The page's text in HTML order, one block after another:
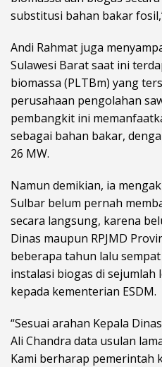
substitusi bahan bakar
Andi Rahmat juga
Sulawesi Barat saat ini
biomassa (PLTBm) yang
perusahaan pengolahan
pembangkit ini
sebagai bahan bakar,
26 MW.
Namun demikian, ia
Sulbar belum pernah
secara langsung, karena
Dinas maupun RPJMD
beberapa tahun lalu
instalasi biogas di sejumlah
kepada kementerian ESDM.
“Sesuai arahan Kepala
Ali Chandra data usulan
Kami berharap pemerintah